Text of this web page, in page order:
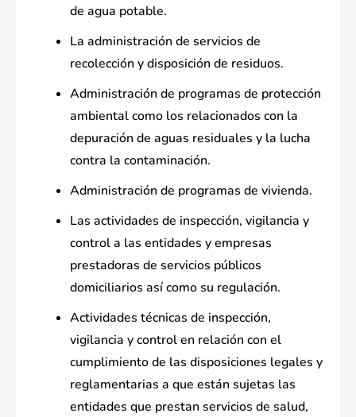
de agua potable.
La administración de servicios de
recolección y disposición de residuos.
Administración de programas de protección
ambiental como los relacionados con la
depuración de aguas residuales y la lucha
contra la contaminación.
Administración de programas de vivienda.
Las actividades de inspección, vigilancia y
control a las entidades y empresas
prestadoras de servicios públicos
domiciliarios así como su regulación.
Actividades técnicas de inspección,
vigilancia y control en relación con el
cumplimiento de las disposiciones legales y
reglamentarias a que están sujetas las
entidades que prestan servicios de salud,